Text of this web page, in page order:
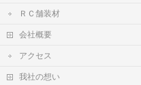
ＲＣ舗装材
会社概要
アクセス
我社の想い